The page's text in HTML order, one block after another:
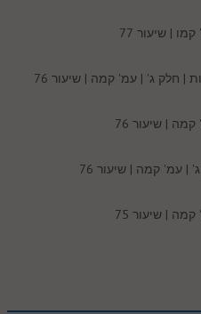
| שיעור 77
| חלק ג' | עמ' קמה | שיעור 76
| שיעור 76
עמ' קמה | שיעור 76
| שיעור 75